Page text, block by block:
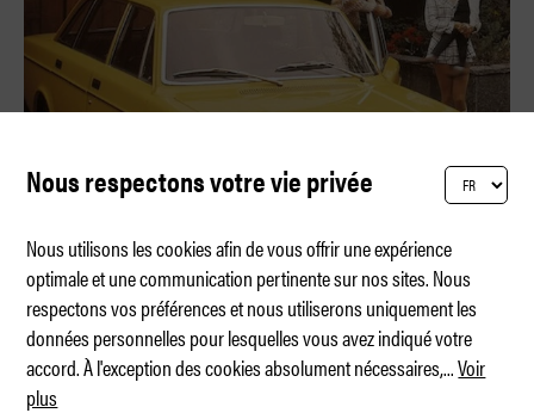
Bullerbü avec des angles et des arêtes
Nous respectons votre vie privée
Nous utilisons les cookies afin de vous offrir une expérience
optimale et une communication pertinente sur nos sites. Nous
respectons vos préférences et nous utiliserons uniquement les
données personnelles pour lesquelles vous avez indiqué votre
accord. À l'exception des cookies absolument nécessaires,...Voir
plus